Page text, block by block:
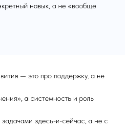
навык, а не «вообще
— это про поддержку, а не
а системность и роль
здесь‑и‑сейчас, а не с